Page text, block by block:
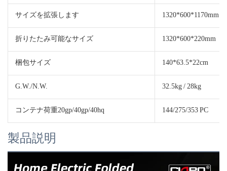
サイズを拡張します 1320*600*1170mm
折りたたみ可能なサイズ 1320*600*220mm
梱包サイズ 140*63.5*22cm
G.W./N.W. 32.5kg / 28kg
コンテナ荷重20gp/40gp/40hq 144/275/353 PC
製品説明